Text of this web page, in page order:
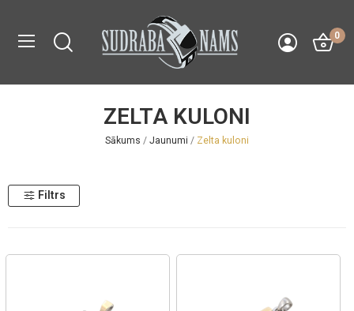
0
ZELTA KULONI
Sākums Jaunumi Zelta kuloni
Filtrs